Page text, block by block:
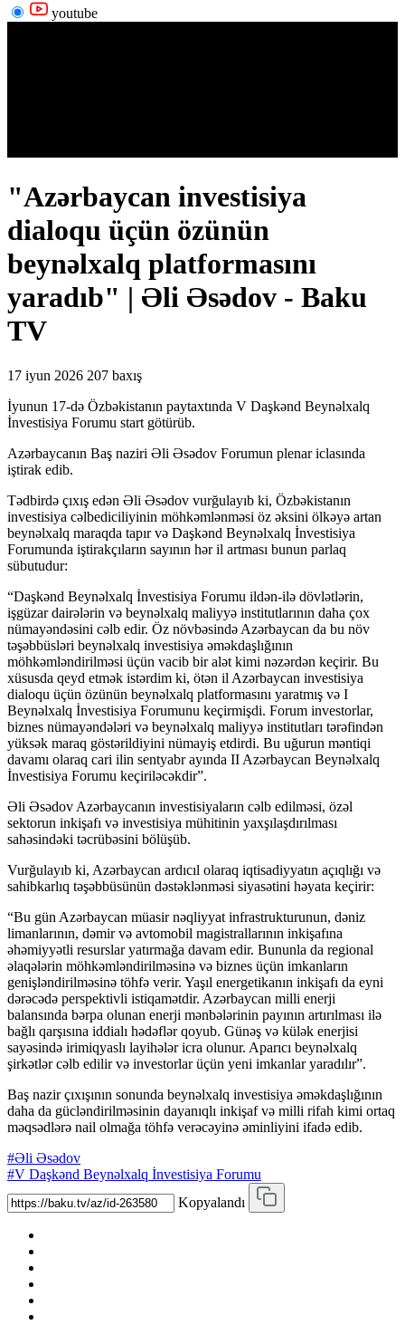
youtube
"Azərbaycan investisiya
dialoqu üçün özünün
beynəlxalq platformasını
yaradıb" | Əli Əsədov - Baku
TV
17 iyun 2026 207 baxış
İyunun 17-də Özbəkistanın paytaxtında V Daşkənd Beynəlxalq
İnvestisiya Forumu start götürüb.
Azərbaycanın Baş naziri Əli Əsədov Forumun plenar iclasında
iştirak edib.
Tədbirdə çıxış edən Əli Əsədov vurğulayıb ki, Özbəkistanın
investisiya cəlbediciliyinin möhkəmlənməsi öz əksini ölkəyə artan
beynəlxalq maraqda tapır və Daşkənd Beynəlxalq İnvestisiya
Forumunda iştirakçıların sayının hər il artması bunun parlaq
sübutudur:
“Daşkənd Beynəlxalq İnvestisiya Forumu ildən-ilə dövlətlərin,
işgüzar dairələrin və beynəlxalq maliyyə institutlarının daha çox
nümayəndəsini cəlb edir. Öz növbəsində Azərbaycan da bu növ
təşəbbüsləri beynəlxalq investisiya əməkdaşlığının
möhkəmləndirilməsi üçün vacib bir alət kimi nəzərdən keçirir. Bu
xüsusda qeyd etmək istərdim ki, ötən il Azərbaycan investisiya
dialoqu üçün özünün beynəlxalq platformasını yaratmış və I
Beynəlxalq İnvestisiya Forumunu keçirmişdi. Forum investorlar,
biznes nümayəndələri və beynəlxalq maliyyə institutları tərəfindən
yüksək maraq göstərildiyini nümayiş etdirdi. Bu uğurun məntiqi
davamı olaraq cari ilin sentyabr ayında II Azərbaycan Beynəlxalq
İnvestisiya Forumu keçiriləcəkdir”.
Əli Əsədov Azərbaycanın investisiyaların cəlb edilməsi, özəl
sektorun inkişafı və investisiya mühitinin yaxşılaşdırılması
sahəsindəki təcrübəsini bölüşüb.
Vurğulayıb ki, Azərbaycan ardıcıl olaraq iqtisadiyyatın açıqlığı və
sahibkarlıq təşəbbüsünün dəstəklənməsi siyasətini həyata keçirir:
“Bu gün Azərbaycan müasir nəqliyyat infrastrukturunun, dəniz
limanlarının, dəmir və avtomobil magistrallarının inkişafına
əhəmiyyətli resurslar yatırmağa davam edir. Bununla da regional
əlaqələrin möhkəmləndirilməsinə və biznes üçün imkanların
genişləndirilməsinə töhfə verir. Yaşıl energetikanın inkişafı da eyni
dərəcədə perspektivli istiqamətdir. Azərbaycan milli enerji
balansında bərpa olunan enerji mənbələrinin payının artırılması ilə
bağlı qarşısına iddialı hədəflər qoyub. Günəş və külək enerjisi
sayəsində irimiqyaslı layihələr icra olunur. Aparıcı beynəlxalq
şirkətlər cəlb edilir və investorlar üçün yeni imkanlar yaradılır”.
Baş nazir çıxışının sonunda beynəlxalq investisiya əməkdaşlığının
daha da gücləndirilməsinin dayanıqlı inkişaf və milli rifah kimi ortaq
məqsədlərə nail olmağa töhfə verəcəyinə əminliyini ifadə edib.
#Əli Əsədov
#V Daşkənd Beynəlxalq İnvestisiya Forumu
Kopyalandı